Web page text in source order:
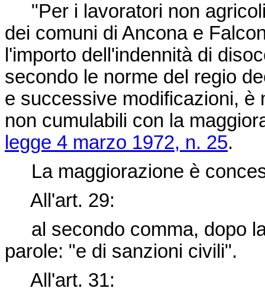
"Per i lavoratori non
dei comuni di Ancona e
l'importo dell'indennità di
secondo le norme del regio
e successive modificazioni, è
non cumulabili con la
legge 4 marzo 1972, n. 25.
La maggiorazione è
All'art. 29:
al secondo comma, dopo
parole: "e di sanzioni civili".
All'art. 31: